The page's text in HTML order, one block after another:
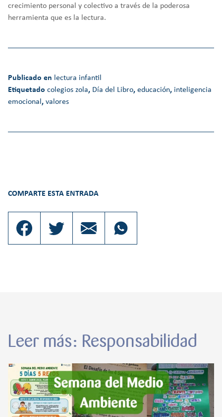
crecimiento personal y colectivo a través de la poderosa
herramienta que es la lectura.
Publicado en lectura infantil
Etiquetado colegios zola, Día del Libro, educación, inteligencia
emocional , valores
COMPARTE ESTA ENTRADA
Leer más: Responsabilidad